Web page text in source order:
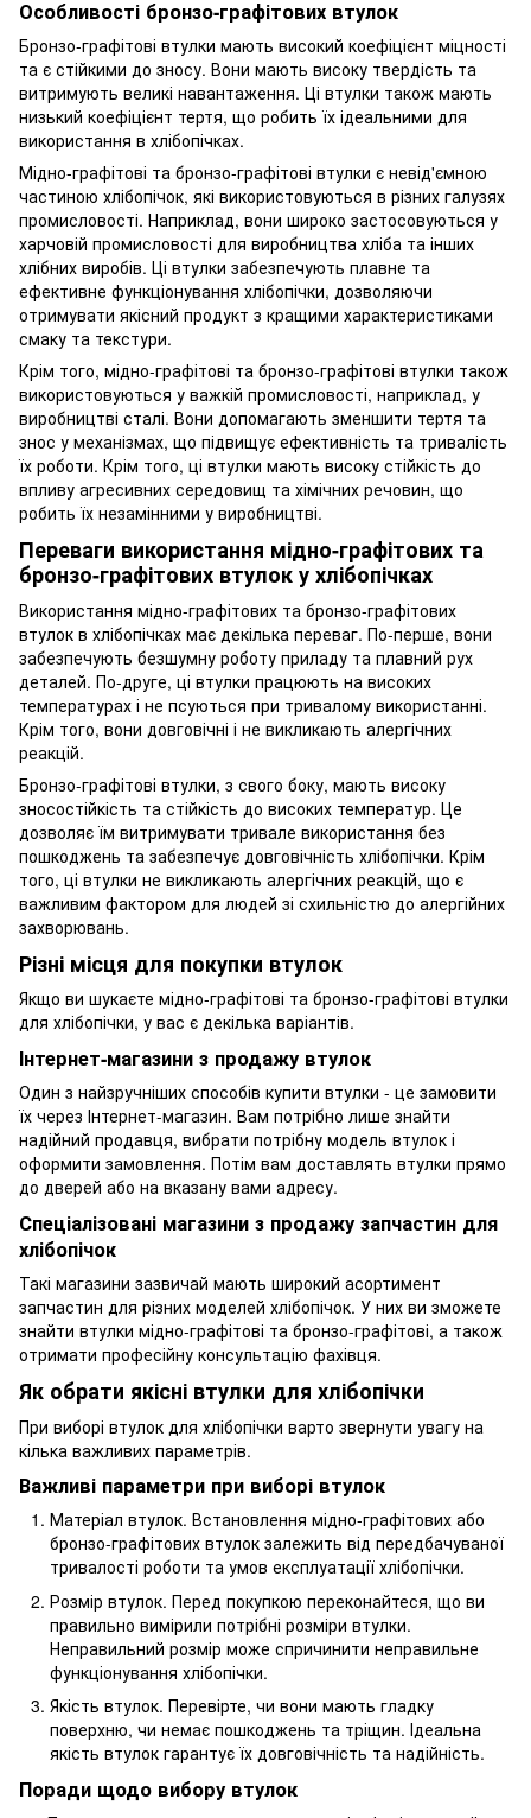
Особливості бронзо-графітових втулок
Бронзо-графітові втулки мають високий коефіцієнт міцності
та є стійкими до зносу. Вони мають високу твердість та
витримують великі навантаження. Ці втулки також мають
низький коефіцієнт тертя, що робить їх ідеальними для
використання в хлібопічках.
Мідно-графітові та бронзо-графітові втулки є невід'ємною
частиною хлібопічок, які використовуються в різних галузях
промисловості. Наприклад, вони широко застосовуються у
харчовій промисловості для виробництва хліба та інших
хлібних виробів. Ці втулки забезпечують плавне та
ефективне функціонування хлібопічки, дозволяючи
отримувати якісний продукт з кращими характеристиками
смаку та текстури.
Крім того, мідно-графітові та бронзо-графітові втулки також
використовуються у важкій промисловості, наприклад, у
виробництві сталі. Вони допомагають зменшити тертя та
знос у механізмах, що підвищує ефективність та тривалість
їх роботи. Крім того, ці втулки мають високу стійкість до
впливу агресивних середовищ та хімічних речовин, що
робить їх незамінними у виробництві.
Переваги використання мідно-графітових та
бронзо-графітових втулок у хлібопічках
Використання мідно-графітових та бронзо-графітових
втулок в хлібопічках має декілька переваг. По-перше, вони
забезпечують безшумну роботу приладу та плавний рух
деталей. По-друге, ці втулки працюють на високих
температурах і не псуються при тривалому використанні.
Крім того, вони довговічні і не викликають алергічних
реакцій.
Бронзо-графітові втулки, з свого боку, мають високу
зносостійкість та стійкість до високих температур. Це
дозволяє їм витримувати тривале використання без
пошкоджень та забезпечує довговічність хлібопічки. Крім
того, ці втулки не викликають алергічних реакцій, що є
важливим фактором для людей зі схильністю до алергійних
захворювань.
Різні місця для покупки втулок
Якщо ви шукаєте мідно-графітові та бронзо-графітові втулки
для хлібопічки, у вас є декілька варіантів.
Інтернет-магазини з продажу втулок
Один з найзручніших способів купити втулки - це замовити
їх через Інтернет-магазин. Вам потрібно лише знайти
надійний продавця, вибрати потрібну модель втулок і
оформити замовлення. Потім вам доставлять втулки прямо
до дверей або на вказану вами адресу.
Спеціалізовані магазини з продажу запчастин для
хлібопічок
Такі магазини зазвичай мають широкий асортимент
запчастин для різних моделей хлібопічок. У них ви зможете
знайти втулки мідно-графітові та бронзо-графітові, а також
отримати професійну консультацію фахівця.
Як обрати якісні втулки для хлібопічки
При виборі втулок для хлібопічки варто звернути увагу на
кілька важливих параметрів.
Важливі параметри при виборі втулок
Матеріал втулок. Встановлення мідно-графітових або
бронзо-графітових втулок залежить від передбачуваної
тривалості роботи та умов експлуатації хлібопічки.
Розмір втулок. Перед покупкою переконайтеся, що ви
правильно вимірили потрібні розміри втулки.
Неправильний розмір може спричинити неправильне
функціонування хлібопічки.
Якість втулок. Перевірте, чи вони мають гладку
поверхню, чи немає пошкоджень та тріщин. Ідеальна
якість втулок гарантує їх довговічність та надійність.
Поради щодо вибору втулок